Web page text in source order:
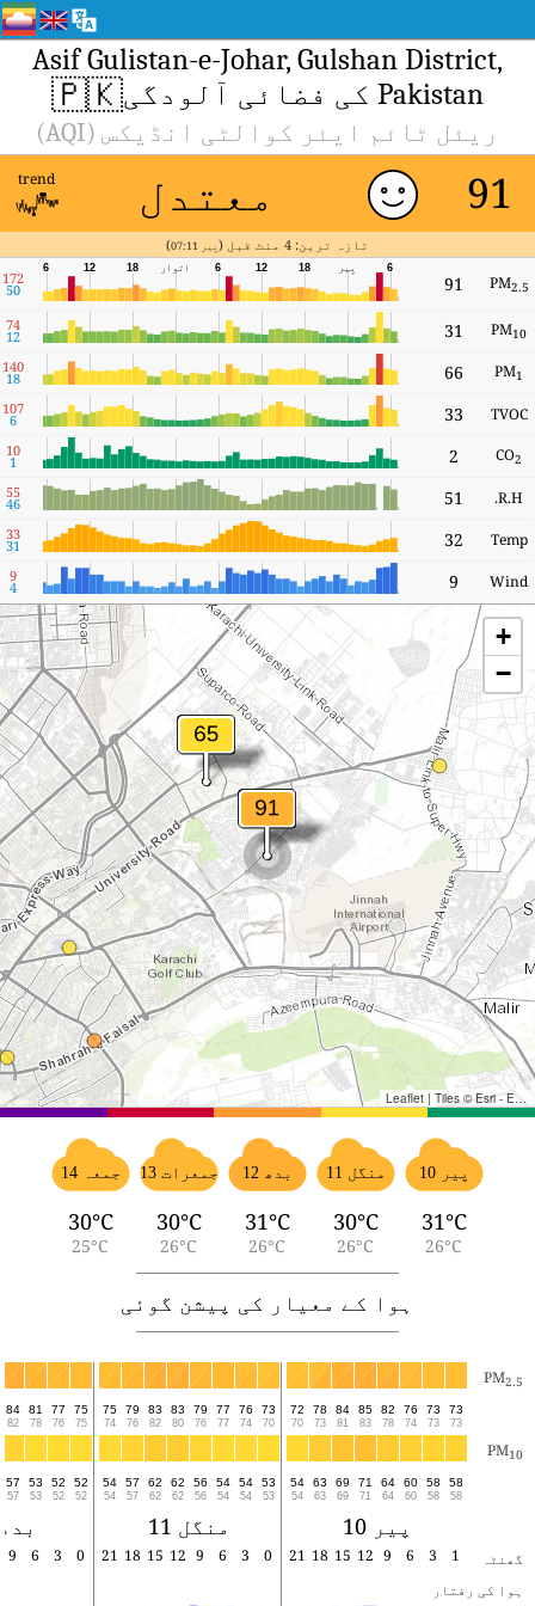
Asif Gulistan-e-Johar, Gulshan District,
Pakistan کی فضائی آلودگی
🇵🇰
ریئل ٹائم ایئر کوالٹی انڈیکس (AQI)
91 معتدل trend
تازہ ترین: 4 منٹ قبل ( پیر 07:11 )
PM2.5
91
پیر 18
12 اتوار 18
12
172
50
PM10
31
74
12
PM
66
140
18
TVOC
33
107
6
CO
2
10
1
R.H.
51
55
46
Temp
32
33
31
Wind
9
9
4
+
−
Leaflet |Tiles © Esri - Esri, DeLorme, NAVTEQ, TomTom, Intermap, iPC, USGS, FAO, NPS, NRCAN, GeoBase, Kadaster NL, Ordnance Survey, Esri Japan, METI, Esri China (Hong Kong), and the GIS User Community
پیر 10
31°C
26°C
منگل 11
30°C
26°C
بدھ 12
31°C
26°C
جمعرات 13
30°C
26°C
جمعہ 14
30°C
25°C
ہوا کے معیار کی پیشن گوئی
PM2.5
73
73
73
73
76
74
82
78
85
83
84
81
78
73
72
70
73
70
76
74
77
77
79
76
83
80
83
82
79
76
75
74
75
75
77
76
81
78
84
82
PM10
58
58
58
58
60
60
64
64
71
71
69
69
63
63
54
54
53
53
54
54
54
54
56
56
62
62
62
62
57
57
54
54
52
52
52
52
53
53
57
57
پیر 10 منگل 11 بدھ
گھنٹہ 1
3
6
9
12
15
18
21
0
3
6
9
12
15
18
21
0
3
6
9
ہوا کی رفتار